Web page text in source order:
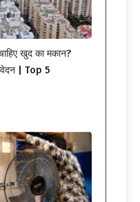
खुद का मकान?
| Top 5